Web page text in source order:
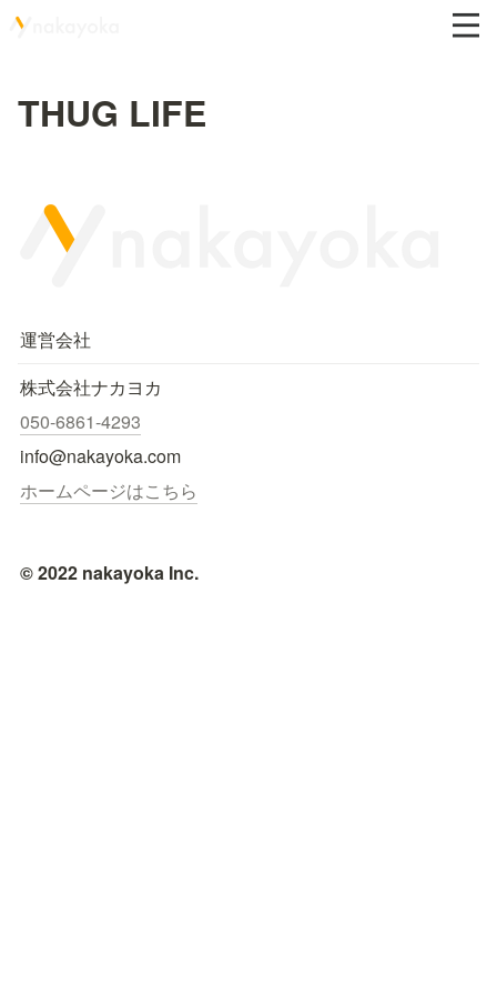
THUG LIFE
運営会社
株式会社ナカヨカ
050-6861-4293
info@nakayoka.com
ホームページはこちら
© 2022 nakayoka Inc.